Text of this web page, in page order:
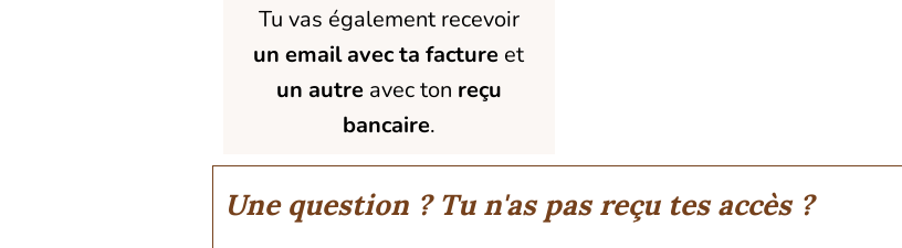
Tu vas également recevoir
un email avec ta facture et
un autreavec ton reçu
bancaire.
Une question ? Tu n'as pas reçu tes accès ?